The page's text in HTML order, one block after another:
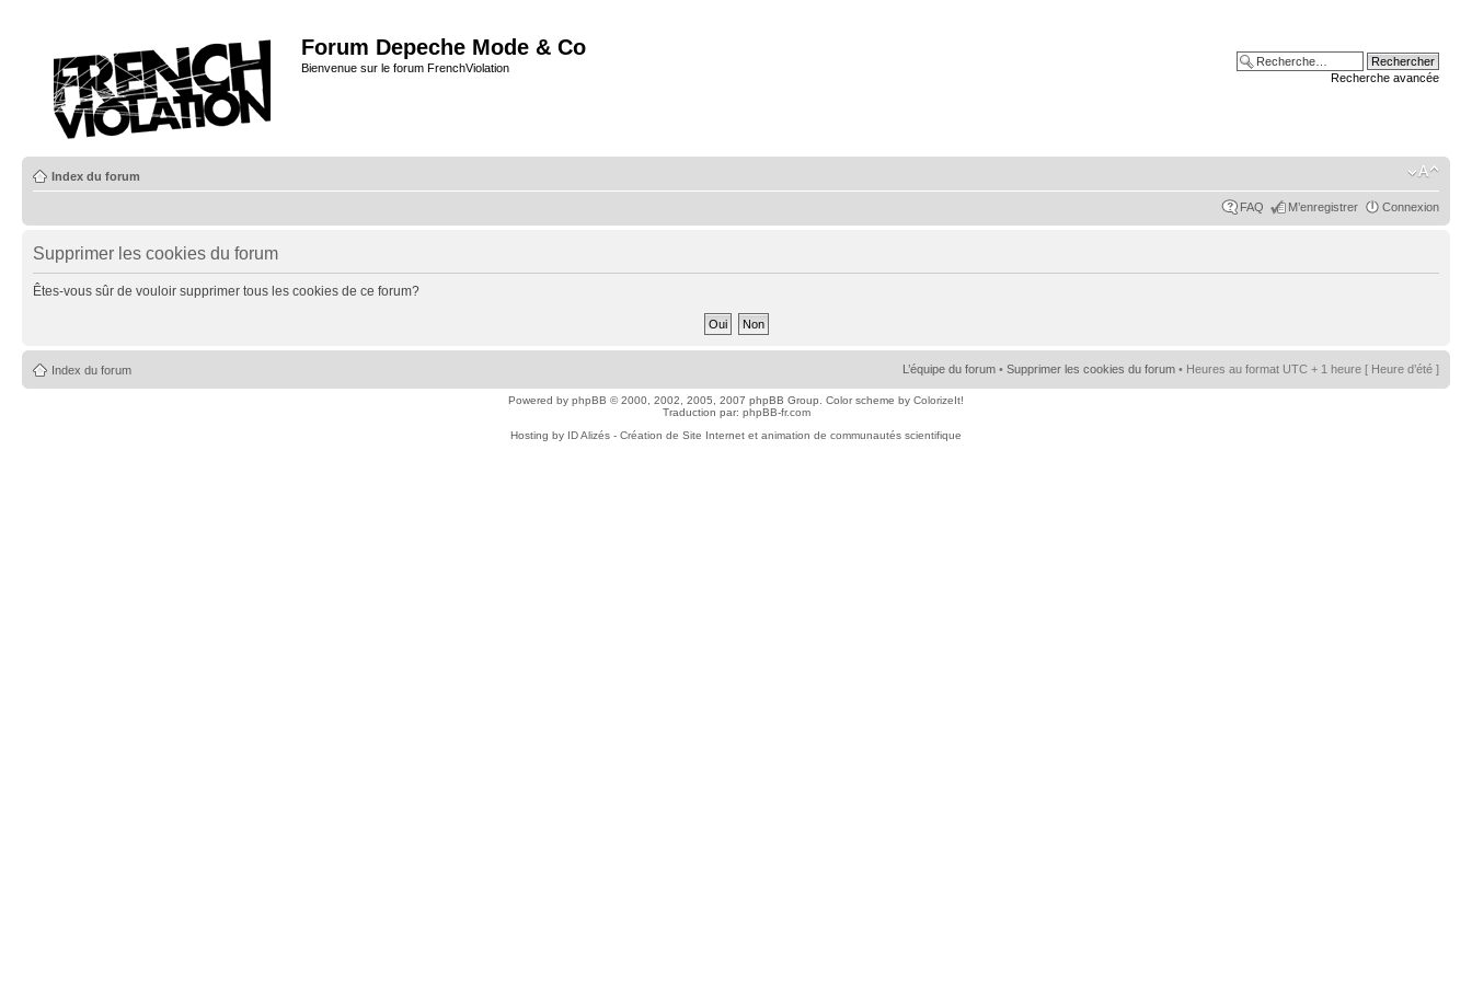
Forum Depeche Mode & Co
Bienvenue sur le forum FrenchViolation
Recherche avancée
Index du forum
FAQ M’enregistrer Connexion
Supprimer les cookies du forum
Êtes-vous sûr de vouloir supprimer tous les cookies de ce forum?
Index du forum L’équipe du forum • Supprimer les cookies du forum • Heures au format UTC + 1 heure [ Heure d’été ]
Powered by phpBB © 2000, 2002, 2005, 2007 phpBB Group. Color scheme by ColorizeIt!
Traduction par: phpBB-fr.com
Hosting by ID Alizés - Création de Site Internet et animation de communautés scientifique